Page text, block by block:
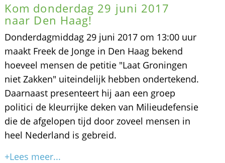
Kom donderdag 29 juni 2017
naar Den Haag!
Donderdagmiddag 29 juni 2017 om 13:00 uur
maakt Freek de Jonge in Den Haag bekend
hoeveel mensen de petitie "Laat Groningen
niet Zakken" uiteindelijk hebben ondertekend.
Daarnaast presenteert hij aan een groep
politici de kleurrijke deken van Milieudefensie
die de afgelopen tijd door zoveel mensen in
heel Nederland is gebreid.
+Lees meer...